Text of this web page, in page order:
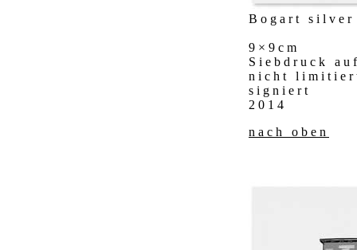
Bogart
9×9cm
Siebdruck
nicht
signiert
2014
nach oben